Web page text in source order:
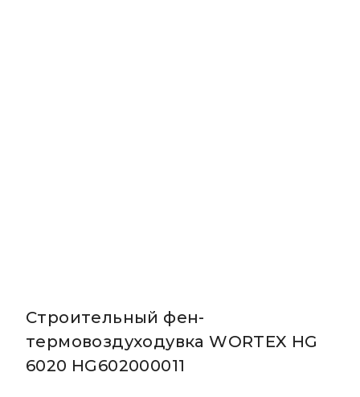
Строительный фен-
термовоздуходувка WORTEX HG
6020 HG602000011